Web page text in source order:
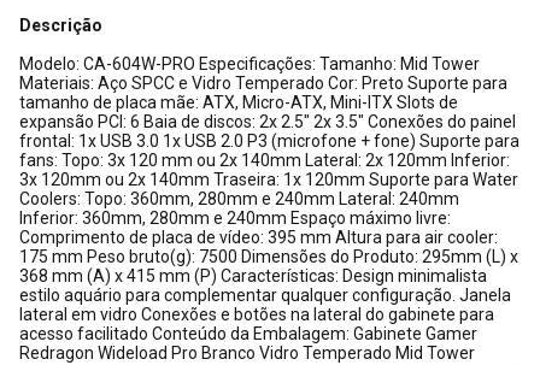
Descrição
Modelo: CA-604W-PRO Especificações: Tamanho: Mid Tower
Materiais: Aço SPCC e Vidro Temperado Cor: Preto Suporte para
tamanho de placa mãe: ATX, Micro-ATX, Mini-ITX Slots de
expansão PCI: 6 Baia de discos: 2x 2.5" 2x 3.5" Conexões do painel
frontal: 1x USB 3.0 1x USB 2.0 P3 (microfone + fone) Suporte para
fans: Topo: 3x 120 mm ou 2x 140mm Lateral: 2x 120mm Inferior:
3x 120mm ou 2x 140mm Traseira: 1x 120mm Suporte para Water
Coolers: Topo: 360mm, 280mm e 240mm Lateral: 240mm
Inferior: 360mm, 280mm e 240mm Espaço máximo livre:
Comprimento de placa de vídeo: 395 mm Altura para air cooler:
175 mm Peso bruto(g): 7500 Dimensões do Produto: 295mm (L) x
368 mm (A) x 415 mm (P) Características: Design minimalista
estilo aquário para complementar qualquer configuração. Janela
lateral em vidro Conexões e botões na lateral do gabinete para
acesso facilitado Conteúdo da Embalagem: Gabinete Gamer
Redragon Wideload Pro Branco Vidro Temperado Mid Tower